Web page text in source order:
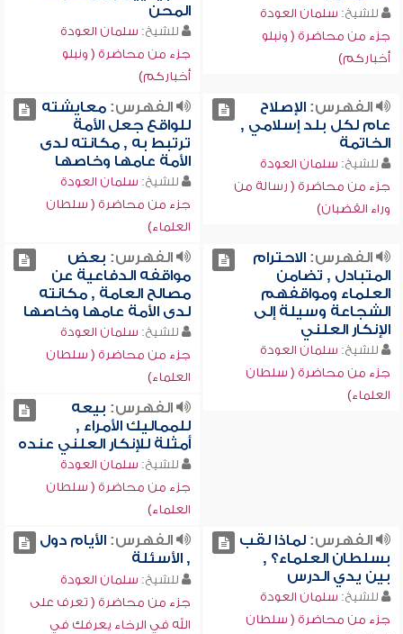
للشيخ: سلمان العودة
جزء من محاضرة ( ونبلو
أخباركم)
المحن
للشيخ: سلمان العودة
جزء من محاضرة ( ونبلو
أخباركم)
الفهرس:الإصلاح
عام لكل بلد إسلامي ,
الخاتمة
للشيخ: سلمان العودة
جزء من محاضرة ( رسالة من
وراء القضبان)
الفهرس:معايشته
للواقع جعل الأمة
ترتبط به , مكانته لدى
الأمة عامها وخاصها
للشيخ: سلمان العودة
جزء من محاضرة ( سلطان
العلماء)
الفهرس:الاحترام
المتبادل , تضامن
العلماء ومواقفهم
الشجاعة وسيلة إلى
الإنكار العلني
للشيخ: سلمان العودة
جزء من محاضرة ( سلطان
العلماء)
الفهرس: بعض
مواقفه الدفاعية عن
مصالح العامة , مكانته
لدى الأمة عامها وخاصها
للشيخ: سلمان العودة
جزء من محاضرة ( سلطان
العلماء)
الفهرس: بيعه
للمماليك الأمراء ,
أمثلة للإنكار العلني عنده
للشيخ: سلمان العودة
جزء من محاضرة ( سلطان
العلماء)
الفهرس:لماذا لقب
بسلطان العلماء؟ ,
بين يدي الدرس
للشيخ: سلمان العودة
جزء من محاضرة ( سلطان
الفهرس:الأيام دول
, الأسئلة
للشيخ: سلمان العودة
جزء من محاضرة ( تعرف على
الله في الرخاء يعرفك في